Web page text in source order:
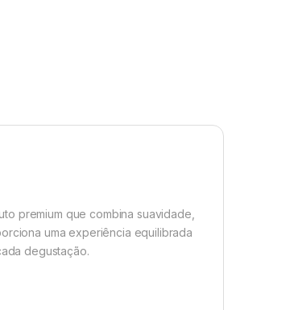
premium que combina suavidade,
uma experiência equilibrada
degustação.